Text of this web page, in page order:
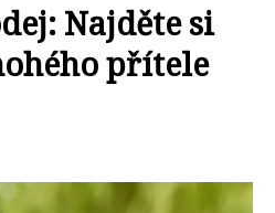
Najděte si
přítele